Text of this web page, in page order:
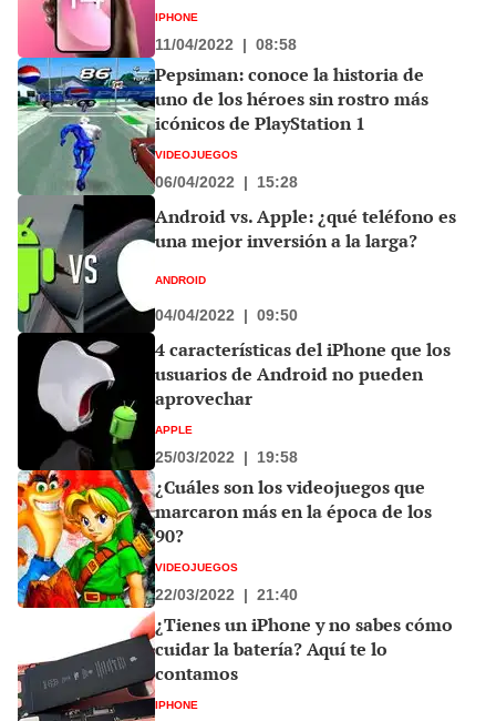
IPHONE
11/04/2022
| 08:58
Pepsiman: conoce la historia de
uno de los héroes sin rostro más
icónicos de PlayStation 1
VIDEOJUEGOS
06/04/2022
| 15:28
Android vs. Apple: ¿qué teléfono es
una mejor inversión a la larga?
ANDROID
04/04/2022 | 09:50
4 características del iPhone que los
usuarios de Android no pueden
aprovechar
APPLE
25/03/2022
| 19:58
¿Cuáles son los videojuegos que
marcaron más en la época de los
90?
VIDEOJUEGOS
22/03/2022
| 21:40
¿Tienes un iPhone y no sabes cómo
cuidar la batería? Aquí te lo
contamos
IPHONE